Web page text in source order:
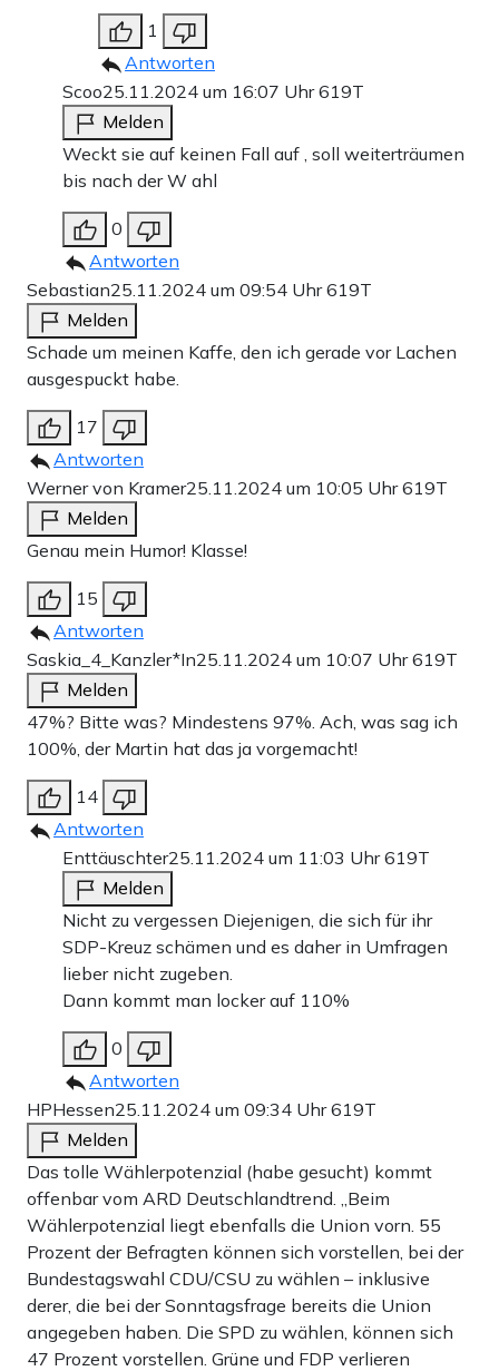
1
Antworten
Scoo25.11.2024 um 16:07 Uhr619T
Melden
Weckt sie auf keinen Fall auf , soll weiterträumen
bis nach der W ahl
0
Antworten
Sebastian25.11.2024 um 09:54 Uhr619T
Melden
Schade um meinen Kaffe, den ich gerade vor Lachen
ausgespuckt habe.
17
Antworten
Werner von Kramer25.11.2024 um 10:05 Uhr619T
Melden
Genau mein Humor! Klasse!
15
Antworten
Saskia_4_Kanzler*In25.11.2024 um 10:07 Uhr619T
Melden
47%? Bitte was? Mindestens 97%. Ach, was sag ich
100%, der Martin hat das ja vorgemacht!
14
Antworten
Enttäuschter25.11.2024 um 11:03 Uhr619T
Melden
Nicht zu vergessen Diejenigen, die sich für ihr
SDP-Kreuz schämen und es daher in Umfragen
lieber nicht zugeben.
Dann kommt man locker auf 110%
0
Antworten
HPHessen25.11.2024 um 09:34 Uhr619T
Melden
Das tolle Wählerpotenzial (habe gesucht) kommt
offenbar vom ARD Deutschlandtrend. „Beim
Wählerpotenzial liegt ebenfalls die Union vorn. 55
Prozent der Befragten können sich vorstellen, bei der
Bundestagswahl CDU/CSU zu wählen – inklusive
derer, die bei der Sonntagsfrage bereits die Union
angegeben haben. Die SPD zu wählen, können sich
47 Prozent vorstellen. Grüne und FDP verlieren